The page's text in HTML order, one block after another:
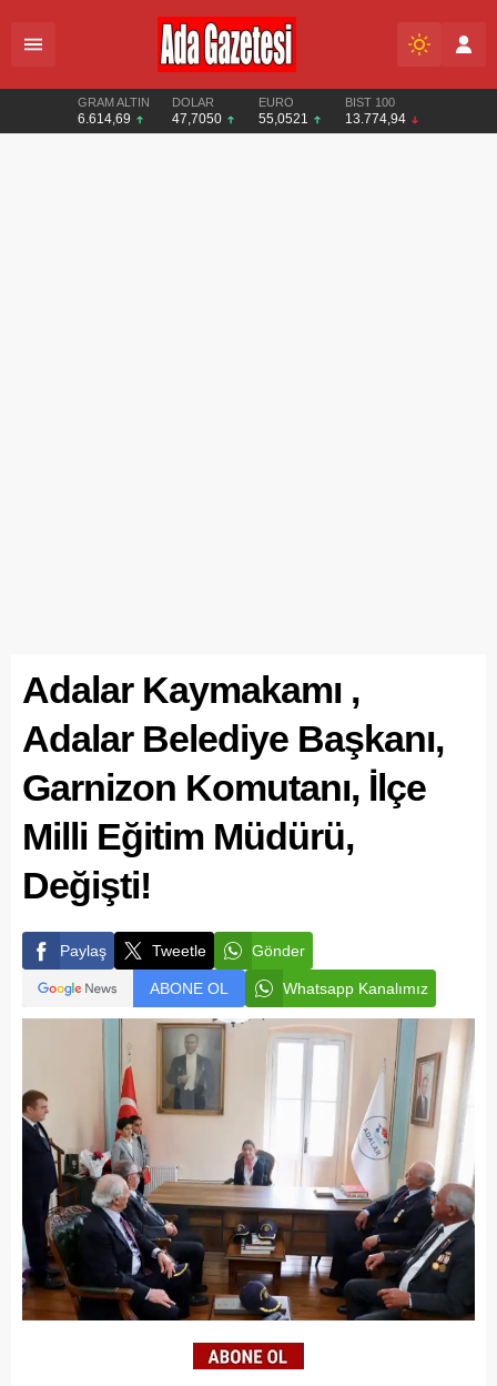
GRAM ALTIN
6.614,69
DOLAR
47,7050
EURO
55,0521
BIST 100
13.774,94
Adalar Kaymakamı ,
Adalar Belediye Başkanı,
Garnizon Komutanı, İlçe
Milli Eğitim Müdürü,
Değişti!
Paylaş Tweetle Gönder
ABONE OL Whatsapp Kanalımız